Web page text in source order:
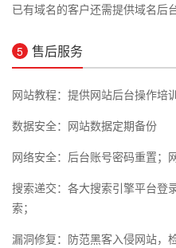
已有域名的客户还需提供域名后
5 售后服务
网站教程：提供网站后台操作培
数据安全：网站数据定期备份
网络安全：后台账号密码重置；
搜索递交：各大搜索引擎平台登
索；
漏洞修复：防范黑客入侵网站，